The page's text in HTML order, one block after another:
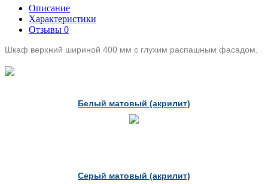
Описание
Характеристики
Отзывы 0
Шкаф верхний шириной 400 мм с глухим распашным фасадом.
Белый матовый (акрилит)
Серый матовый (акрилит)